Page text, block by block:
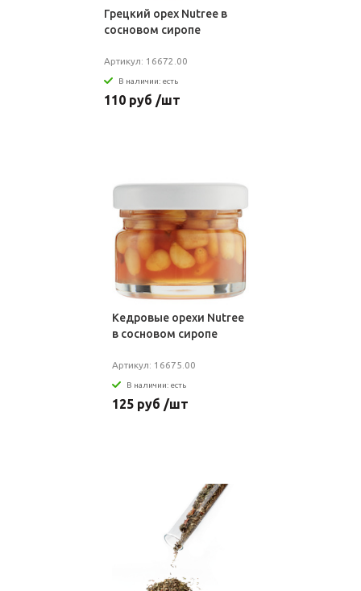
Грецкий орех Nutree в
сосновом сиропе
Артикул: 16672.00
В наличии: есть
110 руб /шт
Кедровые орехи Nutree
в сосновом сиропе
Артикул: 16675.00
В наличии: есть
125 руб /шт